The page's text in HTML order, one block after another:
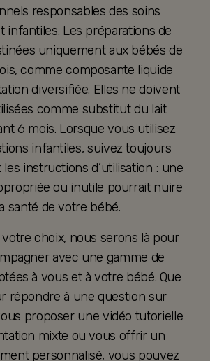
responsables des soins
infantiles. Les préparations de
uniquement aux bébés de
comme composante liquide
diversifiée. Elles ne doivent
comme substitut du lait
6 mois. Lorsque vous utilisez
infantiles, suivez toujours
instructions d’utilisation : une
ou inutile pourrait nuire
santé de votre bébé.
votre choix, nous serons là pour
avec une gamme de
à vous et à votre bébé. Que
répondre à une question sur
proposer une vidéo tutorielle
mixte ou vous offrir un
personnalisé, vous pouvez